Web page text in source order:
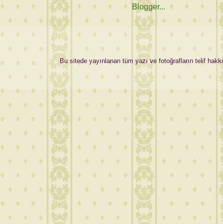
Bu sitede yayınlanan tüm yazı ve fotoğrafların telif